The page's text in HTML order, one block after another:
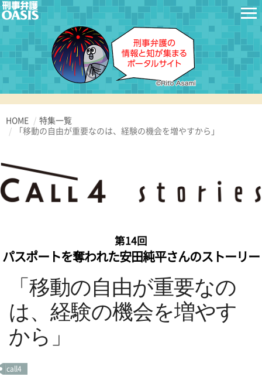
HOME
特集一覧
「移動の自由が重要なのは、経験の機会を増やすから」
第14回
パスポートを奪われた安田純平さんのストーリー
「移動の自由が重要なの
は、経験の機会を増やす
から」
call4